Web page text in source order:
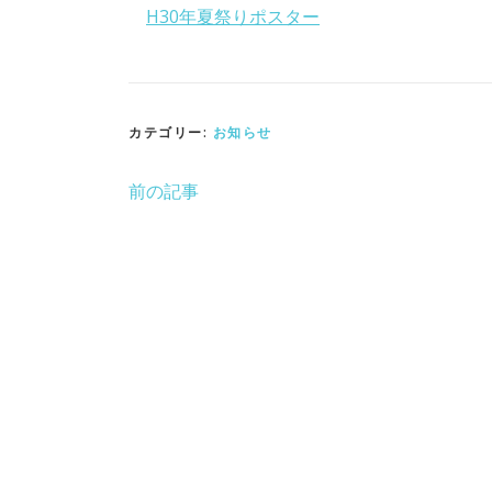
H30年夏祭りポスター
カテゴリー: お知らせ
前の記事